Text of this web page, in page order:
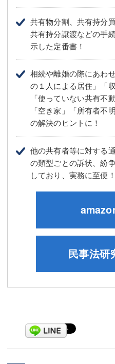
共有物分割、共有持分
共有持分譲渡などの手
示した定番書！
相続や離婚の際にあわ
の１人による居住」「
「使っていない共有不
「空き家」「所有者不
の解決のヒントに！
他の共有者等に対する
の類型ごとの訴状、紛
しており、実務に至便！
民事法研